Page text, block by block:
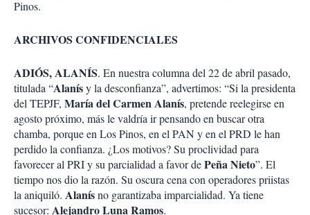
Pinos.
ARCHIVOS CONFIDENCIALES
ADIÓS, ALANÍS. En nuestra columna del 22 de abril pasado,
titulada “Alanísy la desconfianza”, advertimos: “Si la presidenta
del TEPJF, María del Carmen Alanís, pretende reelegirse en
agosto próximo, más le valdría ir pensando en buscar otra
chamba, porque en Los Pinos, en el PAN y en el PRD le han
perdido la confianza. ¿Los motivos? Su proclividad para
favorecer al PRI y su parcialidad a favor dePeña Nieto”. El
tiempo nos dio la razón. Su oscura cena con operadores priistas
la aniquiló. Alanísno garantizaba imparcialidad. Ya tiene
sucesor: Alejandro Luna Ramos.